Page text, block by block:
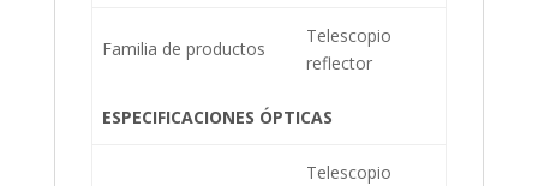
Familia de productos
Telescopio
reflector
ESPECIFICACIONES ÓPTICAS
Telescopio